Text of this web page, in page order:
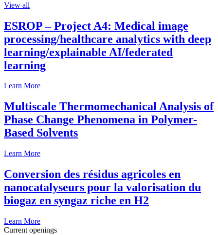
View all
ESROP – Project A4: Medical image
processing/healthcare analytics with deep
learning/explainable AI/federated
learning
Learn More
Multiscale Thermomechanical Analysis of
Phase Change Phenomena in Polymer-
Based Solvents
Learn More
Conversion des résidus agricoles en
nanocatalyseurs pour la valorisation du
biogaz en syngaz riche en H2
Learn More
Current openings